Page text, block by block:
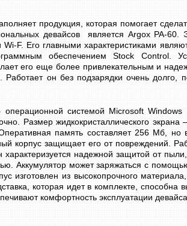
СЧЕТЧИК БАНКНОТ - ДЕТЕКТОР
ВАЛЮТ DOCASH CUBE
14 500 грн Уточнюйте
продукция, которая помогает
девайсов является Argox PA-60.
F. Его главными характеристиками
обеспечением Stock Control.
его еще более привлекательным и
Работает он без подзарядки очень
системой Microsoft
Размер жидкокристаллического
память составляет 256 Мб, но
корпус защищает его от повреждений.
надежной защитой от
Аккумулятор может заряжаться с
изготовлен из высокопрочного
которая идет в комплекте,
комфортность эксплуатации девайса.